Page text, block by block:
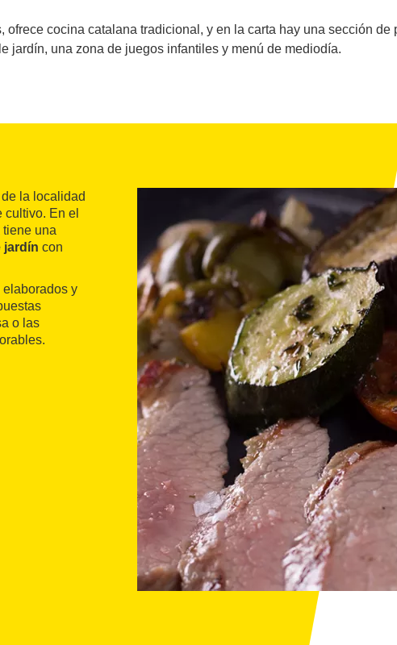
cocina catalana tradicional, y en la carta hay una sección
jardín, una zona de juegos infantiles y menú de mediodía.
la localidad
cultivo. En el
una
jardín con
y
o las